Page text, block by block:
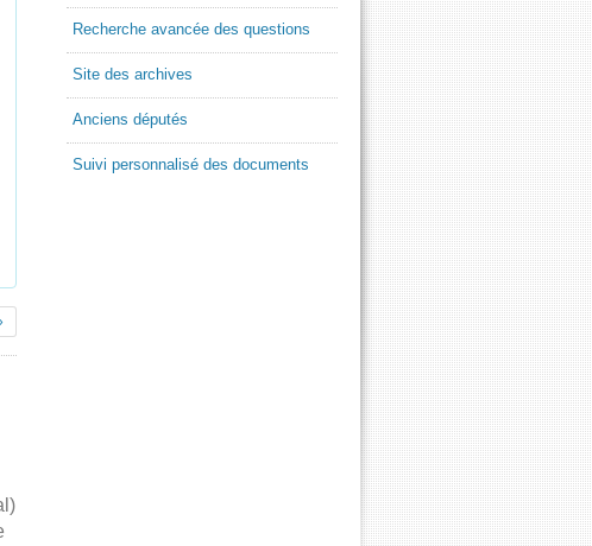
Recherche avancée des questions
Site des archives
Anciens députés
Suivi personnalisé des documents